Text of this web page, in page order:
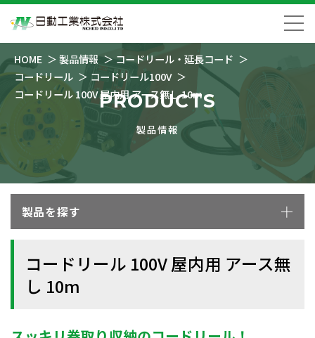
HOME 製品情報
コードリール・延長コード
コードリール
コードリール100V
コードリール 100V 屋内用 アース無し 10m
PRODUCTS
製品情報
製品を探す
コードリール 100V 屋内用 アース無
し 10m